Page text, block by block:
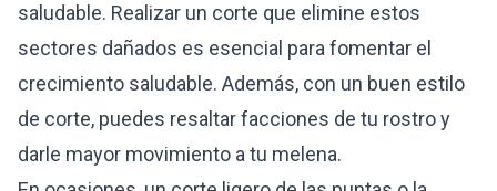
saludable. Realizar un corte que elimine estos
sectores dañados es esencial para fomentar el
crecimiento saludable. Además, con un buen estilo
de corte, puedes resaltar facciones de tu rostro y
darle mayor movimiento a tu melena.